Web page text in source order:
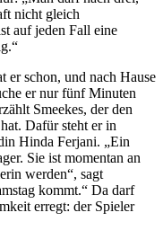
nicht gleich
auf jeden Fall eine
er schon, und nach Hause
er nur fünf Minuten
Smeekes, der den
Dafür steht er in
Hinda Ferjani. „Ein
Sie ist momentan an
werden“, sagt
kommt.“ Da darf
erregt: der Spieler